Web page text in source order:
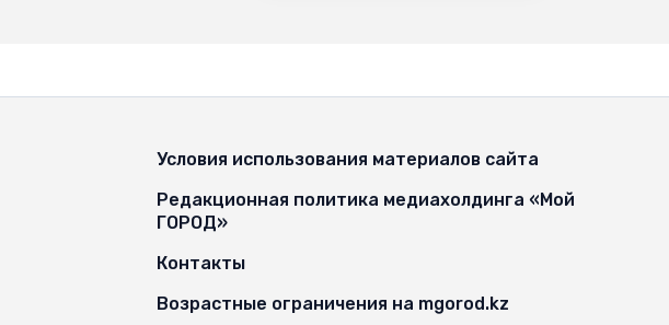
Условия использования материалов сайта
Редакционная политика медиахолдинга «Мой
ГОРОД»
Контакты
Возрастные ограничения на mgorod.kz